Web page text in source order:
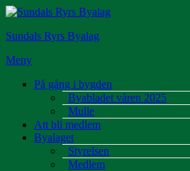
Hoppa
innehåll
Sundals Ryrs Byalag
Meny
På gång i bygden
Byabladet våren 2025
Mulle
Att bli medlem
Byalaget
Styrelsen
Medlem